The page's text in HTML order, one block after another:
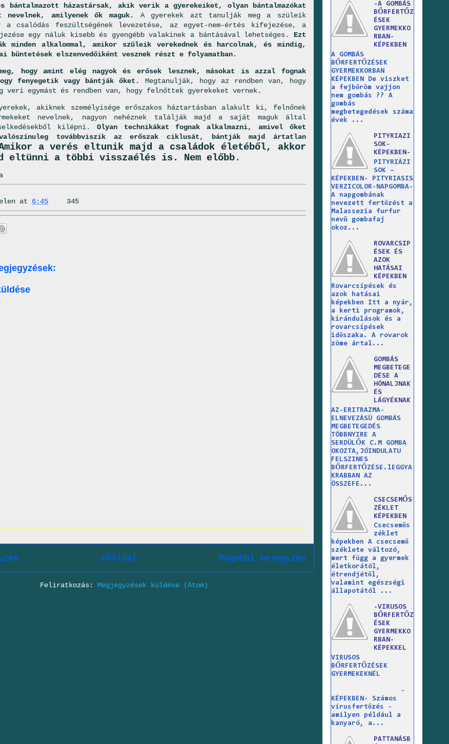
bántalmazott házastársak, akik verik a gyerekeiket, olyan bántalmazókat
nevelnek, amilyenek ők maguk.
A gyerekek azt tanulják meg a szüleik
a csalódás feszültségének levezetése, az egyet-nem-értés kifejezése, a
egy náluk kisebb és gyengébb valakinek a bántásával lehetséges. Ezt
alkalommal, amikor szüleik verekednek és harcolnak, és mindig,
büntetések elszenvedőiként vesznek részt e folyamatban.
hogy amint elég nagyok és erősek lesznek, másokat is azzal fognak
fenyegetik vagy bántják őket.
Megtanulják, hogy az rendben van, hogy
egymást és rendben van, hogy felnőttek gyerekeket vernek.
akiknek személyisége erőszakos háztartásban alakult ki, felnőnek
nevelnek, nagyon nehéznek találják majd a saját maguk által
kilépni. Olyan technikákat fognak alkalmazni, amivel őket
továbbviszik az erőszak ciklusát, bántják majd ártatlan
a verés eltunik majd a családok életéből, akkor
eltünni a többi visszaélés is. Nem előbb.
at 6:45 345
Régebbi bejegyzés
Főoldal
Feliratkozás: Megjegyzések küldése (Atom)
-A GOMBÁS
BŐRFERTŐZ
ÉSEK
GYERMEKKO
RBAN-
KÉPEKBEN
A GOMBÁS
BŐRFERTŐZÉSEK
GYERMEKKORBAN
KÉPEKBEN De viszket
a fejbőröm vajjon
nem gombás ?? A
gombás
megbetegedések száma
évek ...
PITYRIAZI
SOK-
KÉPEKBEN-
PITYRIÁZI
SOK –
KÉPEKBEN- PITYRIASIS
VERZICOLOR-NAPGOMBA-
A napgombának
nevezett fertőzést a
Malassezia furfur
nevű gombafaj
okoz...
ROVARCSIP
ÉSEK ÉS
AZOK
HATÁSAI
KÉPEKBEN
Rovarcsípések és
azok hatásai
képekben Itt a nyár,
a kerti programok,
kirándulások és a
rovarcsípések
időszaka. A rovarok
zöme ártal...
GOMBÁS
MEGBETEGE
DÉSE A
HÓNALJNAK
ÉS
LÁGYÉKNAK
AZ-ERITRAZMA-
ELNEVEZÁSÜ GOMBÁS
MEGBETEGEDÉS
TÖBBNYIRE A
SERDÜLŐK C.M GOMBA
OKOZTA,JÓINDULATU
FELSZINES
BŐRFERTŐZÉSE.lEGGYA
KRABBAN AZ
ÖSSZEFE...
CSECSEMŐS
ZÉKLET
KÉPEKBEN
Csecsemős
zéklet
képekben A csecsemő
széklete változó,
mert függ a gyermek
életkorától,
étrendjétől,
valamint egészségi
állapotától ...
-VIRUSOS
BŐRFERTŐZ
ÉSEK
GYERMEKKO
RBAN-
KÉPEKKEL
VIRUSOS
BŐRFERTŐZÉSEK
GYERMEKEKNÉL
-
KÉPEKBEN- Számos
vírusfertőzés -
amilyen például a
kanyaró, a...
PATTANÁSB